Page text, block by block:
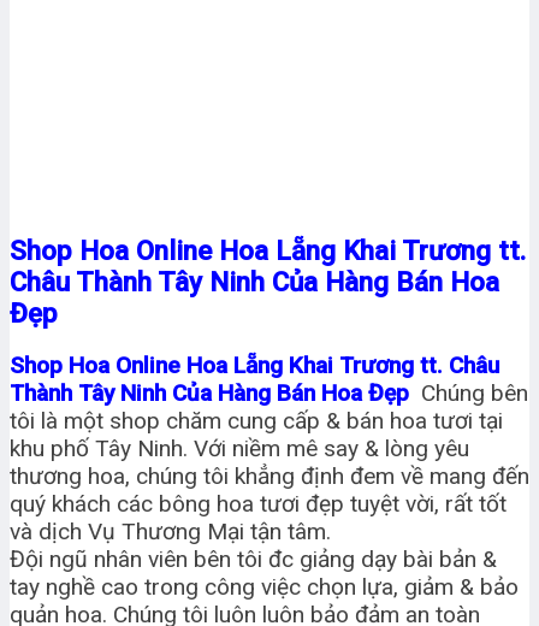
Shop Hoa Online Hoa Lẵng Khai Trương tt.
Châu Thành Tây Ninh Của Hàng Bán Hoa
Đẹp
Shop Hoa Online Hoa Lẵng Khai Trương tt. Châu
Thành Tây Ninh Của Hàng Bán Hoa Đẹp Chúng bên
tôi là một shop chăm cung cấp & bán hoa tươi tại
khu phố Tây Ninh. Với niềm mê say & lòng yêu
thương hoa, chúng tôi khẳng định đem về mang đến
quý khách các bông hoa tươi đẹp tuyệt vời, rất tốt
và dịch Vụ Thương Mại tận tâm.
Đội ngũ nhân viên bên tôi đc giảng dạy bài bản &
tay nghề cao trong công việc chọn lựa, giảm & bảo
quản hoa. Chúng tôi luôn luôn bảo đảm an toàn